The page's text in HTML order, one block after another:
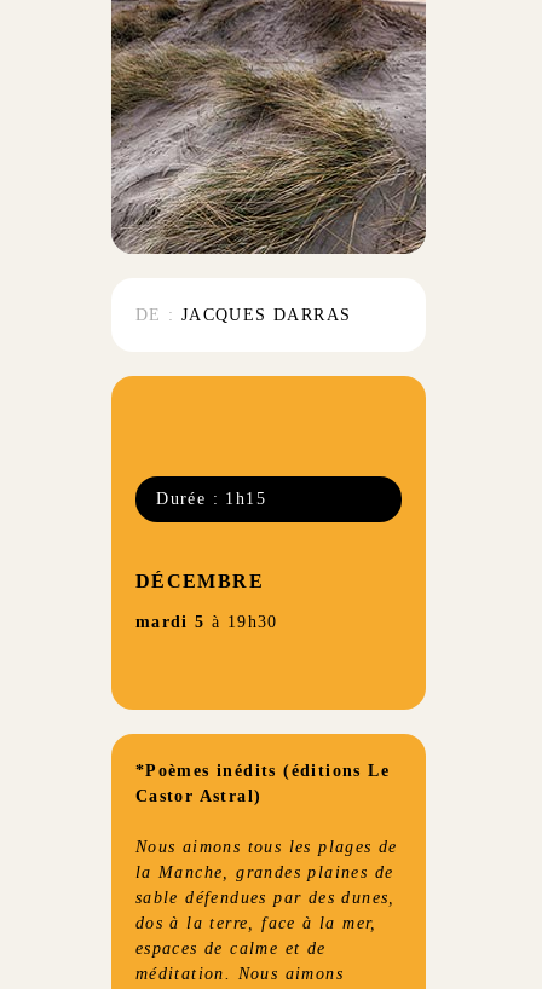
DE : JACQUES DARRAS
Durée : 1h15
DÉCEMBRE
mardi 5 à 19h30
*Poèmes inédits (éditions Le
Castor Astral)
Nous aimons tous les plages de
la Manche, grandes plaines de
sable défendues par des dunes,
dos à la terre, face à la mer,
espaces de calme et de
méditation. Nous aimons